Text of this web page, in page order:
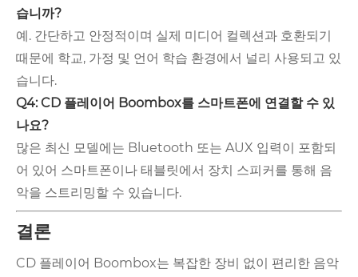
습니까?
예. 간단하고 안정적이며 실제 미디어 컬렉션과 호환되기
때문에 학교, 가정 및 언어 학습 환경에서 널리 사용되고 있
습니다.
Q4: CD 플레이어 Boombox를 스마트폰에 연결할 수 있
나요?
많은 최신 모델에는 Bluetooth 또는 AUX 입력이 포함되
어 있어 스마트폰이나 태블릿에서 장치 스피커를 통해 음
악을 스트리밍할 수 있습니다.
결론
CD 플레이어 Boombox는 복잡한 장비 없이 편리한 음악